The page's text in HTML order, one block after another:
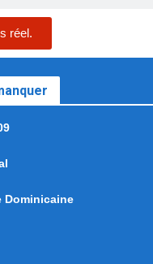
réel.
Dominicaine